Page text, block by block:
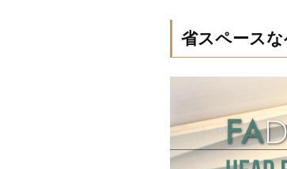
省スペース